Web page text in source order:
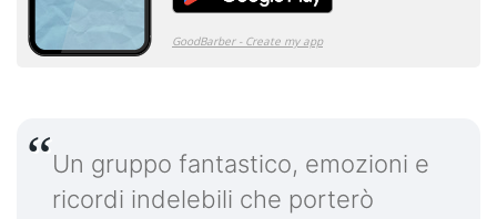
Un gruppo fantastico, emozioni e
ricordi indelebili che porterò